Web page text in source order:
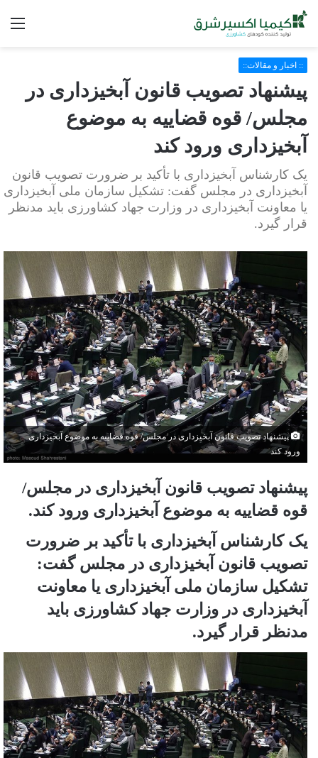
:: اخبار و مقالات::
پیشنهاد تصویب قانون آبخیزداری در
مجلس/ قوه قضاییه به موضوع
آبخیزداری ورود کند
یک کارشناس آبخیزداری با تأکید بر ضرورت تصویب قانون
آبخیزداری در مجلس گفت: تشکیل سازمان ملی آبخیزداری
یا معاونت آبخیزداری در وزارت جهاد کشاورزی باید مدنظر
قرار گیرد.
پیشنهاد تصویب قانون آبخیزداری در مجلس/ قوه قضاییه به موضوع آبخیزداری
ورود کند
پیشنهاد تصویب قانون آبخیزداری در مجلس/
قوه قضاییه به موضوع آبخیزداری ورود کند.
یک کارشناس آبخیزداری با تأکید بر ضرورت
تصویب قانون آبخیزداری در مجلس گفت:
تشکیل سازمان ملی آبخیزداری یا معاونت
آبخیزداری در وزارت جهاد کشاورزی باید
مدنظر قرار گیرد.